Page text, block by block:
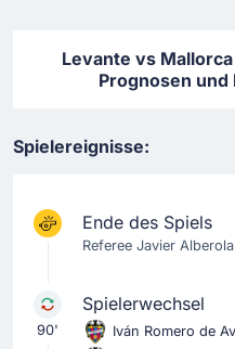
Levante vs
Prognosen
Spielereignisse:
Ende des Spiels
Referee Javier
90'
Spielerwechsel
Iván Romero de